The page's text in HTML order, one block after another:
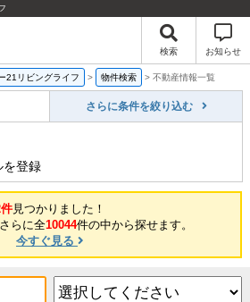
検索 お知らせ
21リビングライフ > 物件検索 > 不動産情報一覧
さらに条件を絞り込む
を登録
見つかりました！
らに全10044件の中から探せます。
今すぐ見る